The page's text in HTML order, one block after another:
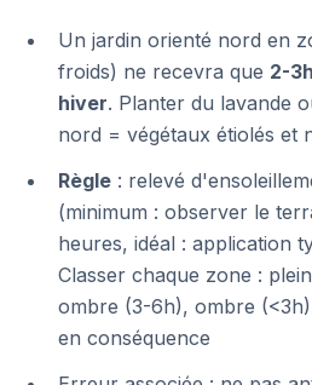
Un jardin orienté nord en
froids) ne recevra que 2-
hiver. Planter du lavande
nord = végétaux étiolés et
Règle : relevé
(minimum : observer le
heures, idéal : application
Classer chaque zone :
ombre (3-6h), ombre
en conséquence